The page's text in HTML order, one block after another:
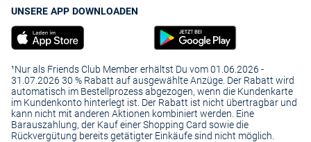
UNSERE APP DOWNLOADEN
¹Nur als Friends Club Member erhältst Du vom 01.06.2026 -
31.07.2026 30 % Rabatt auf ausgewählte Anzüge. Der Rabatt wird
automatisch im Bestellprozess abgezogen, wenn die Kundenkarte
im Kundenkonto hinterlegt ist. Der Rabatt ist nicht übertragbar und
kann nicht mit anderen Aktionen kombiniert werden. Eine
Barauszahlung, der Kauf einer Shopping Card sowie die
Rückvergütung bereits getätigter Einkäufe sind nicht möglich.